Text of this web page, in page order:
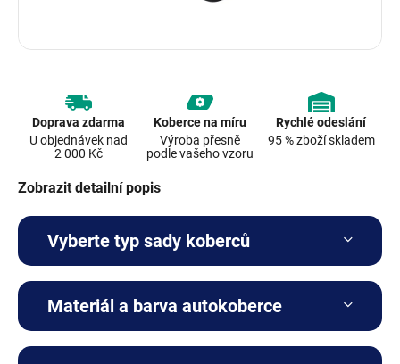
Zobrazit detailní popis
Vyberte typ sady koberců
Kompletní sada
Materiál a barva autokoberce
Doprava zdarma
U objednávek nad
2 000 Kč
Koberce na míru
Výroba přesně
podle vašeho vzoru
Rychlé odeslání
95 % zboží skladem